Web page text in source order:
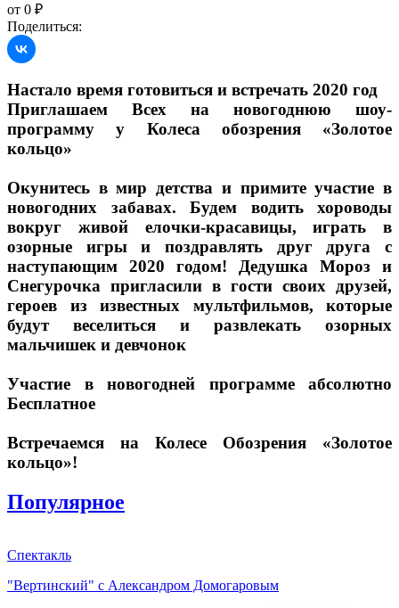
от 0 ₽
Поделиться:
Настало время готовиться и встречать 2020 год
Приглашаем Всех на новогоднюю шоу-
программу у Колеса обозрения «Золотое
кольцо»
Окунитесь в мир детства и примите участие в
новогодних забавах. Будем водить хороводы
вокруг живой елочки-красавицы, играть в
озорные игры и поздравлять друг друга с
наступающим 2020 годом! Дедушка Мороз и
Снегурочка пригласили в гости своих друзей,
героев из известных мультфильмов, которые
будут веселиться и развлекать озорных
мальчишек и девчонок
Участие в новогодней программе абсолютно
Бесплатное
Встречаемся на Колесе Обозрения «Золотое
кольцо»!
Популярное
Спектакль
"Вертинский" с Александром Домогаровым